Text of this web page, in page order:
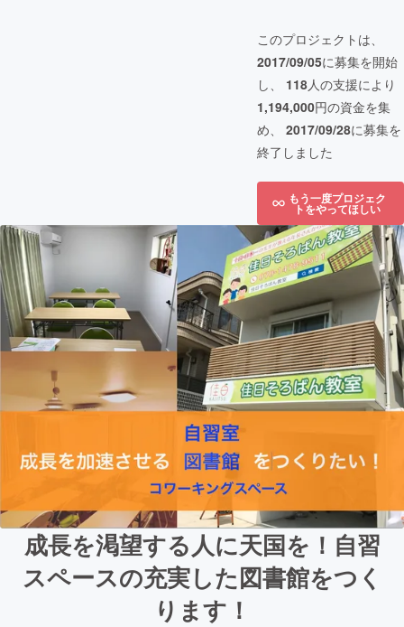
このプロジェクトは、
2017/09/05に募集を開始
し、 118人の支援により
1,194,000円の資金を集
め、 2017/09/28に募集を
終了しました
もう一度プロジェク
トをやってほしい
成長を渇望する人に天国を！自習
スペースの充実した図書館をつく
ります！